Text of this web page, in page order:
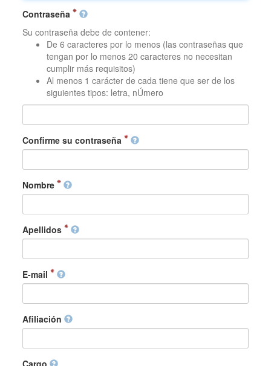
Contraseña
Su contraseña debe de contener:
De 6 caracteres por lo menos (las contraseñas que
tengan por lo menos 20 caracteres no necesitan
cumplir más requisitos)
Al menos 1 carácter de cada tiene que ser de los
siguientes tipos: letra, nÚmero
Confirme su contraseña
Nombre
Apellidos
E-mail
Afiliación
Cargo